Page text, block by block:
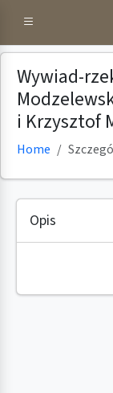
Wywiad-
i Krzysztof
Home
Opis